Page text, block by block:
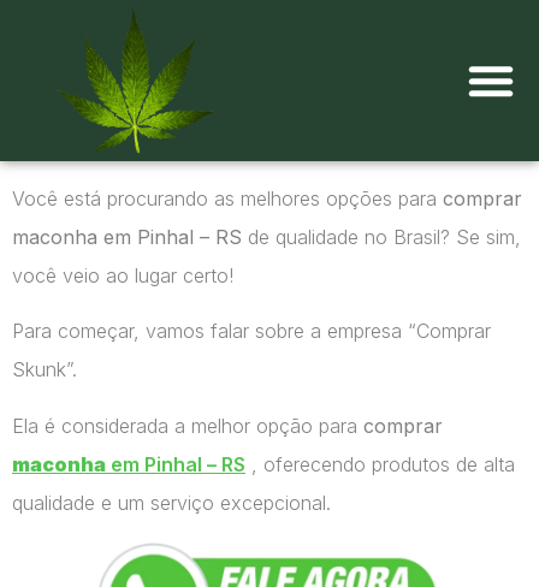
Você está procurando as melhores opções para comprar
maconha em Pinhal – RS de qualidade no Brasil? Se sim,
você veio ao lugar certo!
Para começar, vamos falar sobre a empresa “Comprar
Skunk”.
Ela é considerada a melhor opção para comprar
maconha em Pinhal – RS , oferecendo produtos de alta
qualidade e um serviço excepcional.